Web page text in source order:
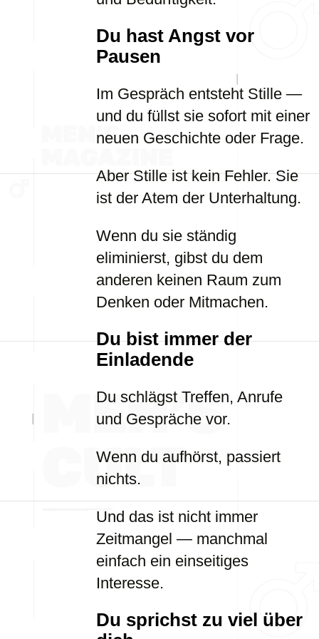
Du hast Angst vor
Pausen
Im Gespräch entsteht Stille —
und du füllst sie sofort mit einer
neuen Geschichte oder Frage.
Aber Stille ist kein Fehler. Sie
ist der Atem der Unterhaltung.
Wenn du sie ständig
eliminierst, gibst du dem
anderen keinen Raum zum
Denken oder Mitmachen.
Du bist immer der
Einladende
Du schlägst Treffen, Anrufe
und Gespräche vor.
Wenn du aufhörst, passiert
nichts.
Und das ist nicht immer
Zeitmangel — manchmal
einfach ein einseitiges
Interesse.
Du sprichst zu viel über